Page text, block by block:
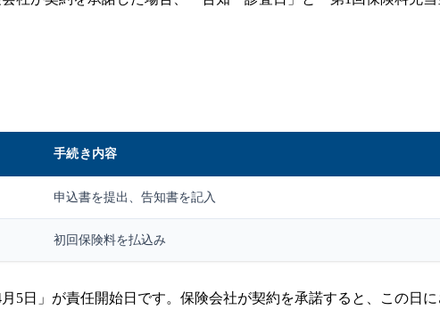
手続き内容
申込書を提出、告知書を記入
初回保険料を払込み
5日」が責任開始日です。保険会社が契約を承諾すると、この日